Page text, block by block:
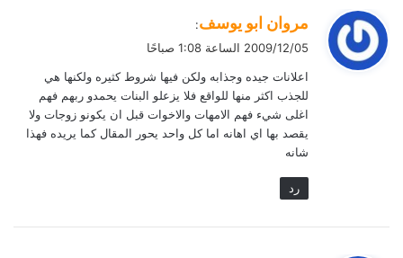
ل
مروان ابو يوسف:
2009/12/05 الساعة 1:08 صباحًا
اعلانات جيده وجذابه ولكن فيها شروط كثيره ولكنها هي
للجذب اكثر منها للواقع فلا يزعلو البنات يحمدو ربهم فهم
اغلى شيء فهم الامهات والاخوات قبل ان يكونو زوجات ولا
يقصد بها اي اهانه اما كل واحد يحور المقال كما يريده فهذا
شانه
رد